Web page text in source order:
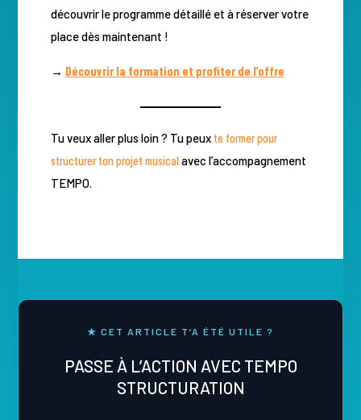
découvrir le programme détaillé et à réserver votre
place dès maintenant !
→ Découvrir la formation et profiter de l’offre
Tu veux aller plus loin ? Tu peux te former pour
structurer ton projet musicalavec l’accompagnement
TEMPO.
★ CET ARTICLE T’A ÉTÉ UTILE ?
PASSE À L’ACTION AVEC TEMPO
STRUCTURATION